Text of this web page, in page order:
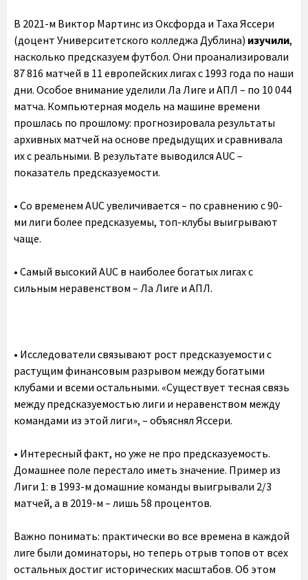
В 2021-м Виктор Мартинс из Оксфорда и Таха Яссери
(доцент Университетского колледжа Дублина) изучили,
насколько предсказуем футбол. Они проанализировали
87 816 матчей в 11 европейских лигах с 1993 года по наши
дни. Особое внимание уделили Ла Лиге и АПЛ – по 10 044
матча. Компьютерная модель на машине времени
прошлась по прошлому: прогнозировала результаты
архивных матчей на основе предыдущих и сравнивала
их с реальными. В результате выводился AUC –
показатель предсказуемости.
• Со временем AUC увеличивается – по сравнению с 90-
ми лиги более предсказуемы, топ-клубы выигрывают
чаще.
• Самый высокий AUC в наиболее богатых лигах с
сильным неравенством – Ла Лиге и АПЛ.
• Исследователи связывают рост предсказуемости с
растущим финансовым разрывом между богатыми
клубами и всеми остальными. «Существует тесная связь
между предсказуемостью лиги и неравенством между
командами из этой лиги», – объяснял Яссери.
• Интересный факт, но уже не про предсказуемость.
Домашнее поле перестало иметь значение. Пример из
Лиги 1: в 1993-м домашние команды выигрывали 2/3
матчей, а в 2019-м – лишь 58 процентов.
Важно понимать: практически во все времена в каждой
лиге были доминаторы, но теперь отрыв топов от всех
остальных достиг исторических масштабов. Об этом